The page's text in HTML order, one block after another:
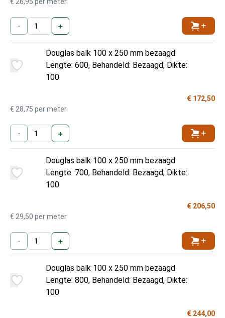
- +
Douglas balk 100 x 250 mm bezaagd
Lengte: 600, Behandeld: Bezaagd, Dikte:
100
€ 172,50
€ 28,75 per meter
- +
Douglas balk 100 x 250 mm bezaagd
Lengte: 700, Behandeld: Bezaagd, Dikte:
100
€ 206,50
€ 29,50 per meter
- +
Douglas balk 100 x 250 mm bezaagd
Lengte: 800, Behandeld: Bezaagd, Dikte:
100
€ 244,00